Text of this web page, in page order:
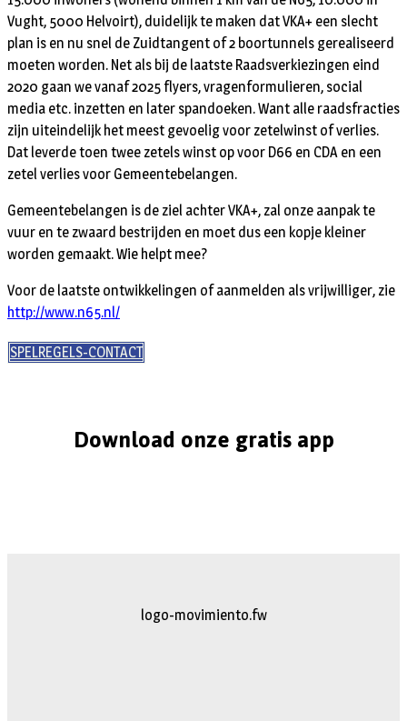
Vught, 5000 Helvoirt), duidelijk te maken dat VKA+ een slecht
plan is en nu snel de Zuidtangent of 2 boortunnels gerealiseerd
moeten worden. Net als bij de laatste Raadsverkiezingen eind
2020 gaan we vanaf 2025 flyers, vragenformulieren, social
media etc. inzetten en later spandoeken. Want alle raadsfracties
zijn uiteindelijk het meest gevoelig voor zetelwinst of verlies.
Dat leverde toen twee zetels winst op voor D66 en CDA en een
zetel verlies voor Gemeentebelangen.
Gemeentebelangen is de ziel achter VKA+, zal onze aanpak te
vuur en te zwaard bestrijden en moet dus een kopje kleiner
worden gemaakt. Wie helpt mee?
Voor de laatste ontwikkelingen of aanmelden als vrijwilliger, zie
http://www.n65.nl/
SPELREGELS-CONTACT
Download onze gratis app
logo-movimiento.fw